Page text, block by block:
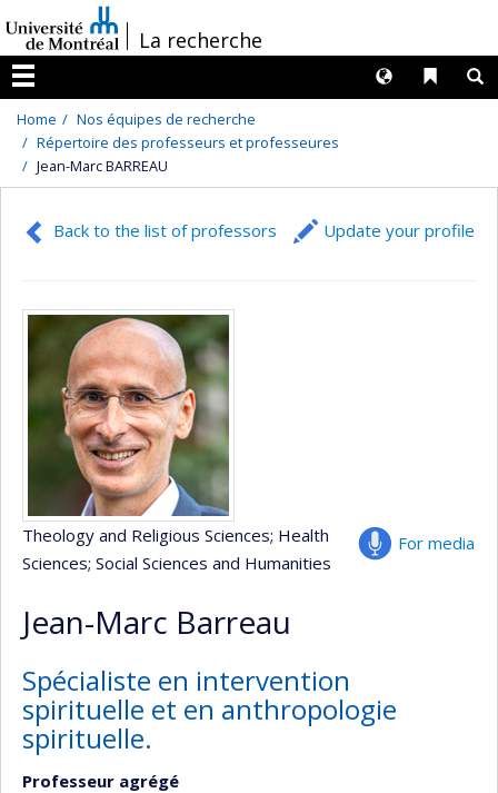
au
contenu
/La recherche
Menu
Liens
Langues
Home
Nos équipes de recherche
Répertoire des professeurs et professeures
Jean-Marc BARREAU
Back to the list of professors Update your profile
For media
Theology and Religious Sciences; Health
Sciences; Social Sciences and Humanities
Jean-Marc Barreau
Spécialiste en intervention
spirituelle et en anthropologie
spirituelle.
Professeur agrégé